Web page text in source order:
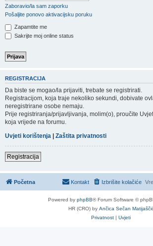
Zaboravio/la sam zaporku
Pošaljite ponovo aktivacijsku poruku
Zapamtite me
Sakrijte moj online status
REGISTRACIJA
Da biste se mogao/la prijaviti, trebate se registrirati.
Registracijom, koja traje nekoliko sekundi, dobivate
neregistrirane osobe nemaju.
Prije registriranja/prijavljivanja, molim(o), proučite
koja vrijede na forumu.
Uvjeti korištenja | Zaštita privatnosti
Registracija
Početna Izbrišite kolačiće
Kontakt
Powered by phpBB® Forum Software ©
HR (CRO) by Ančica Sečan
Privatnost | Uvjeti